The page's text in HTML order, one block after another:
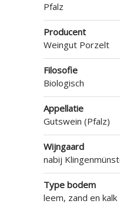
Pfalz
Producent
Weingut Porzelt
Filosofie
Biologisch
Appellatie
Gutswein (Pfalz)
Wijngaard
nabij
Type bodem
leem, zand en kalk